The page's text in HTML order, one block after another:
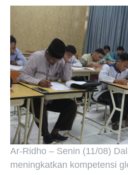
Ar-Ridho – Senin (11/08)
meningkatkan kompetensi